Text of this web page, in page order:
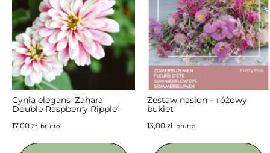
NIEDOSTĘPNY
Cynia elegans ‘Zahara
Double Raspberry Ripple’
17,00 złbrutto
Zestaw nasion – różowy
bukiet
13,00 złbrutto